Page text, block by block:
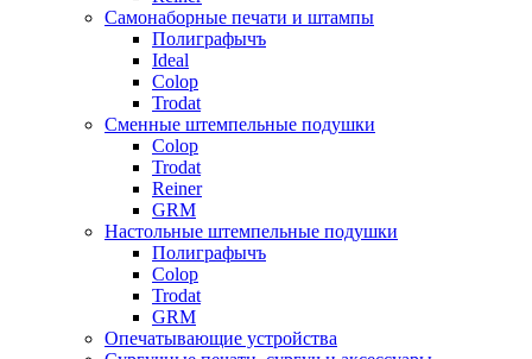
Самонаборные печати и штампы
Полиграфычъ
Ideal
Colop
Trodat
Сменные штемпельные подушки
Colop
Trodat
Reiner
GRM
Настольные штемпельные подушки
Полиграфычъ
Colop
Trodat
GRM
Опечатывающие устройства